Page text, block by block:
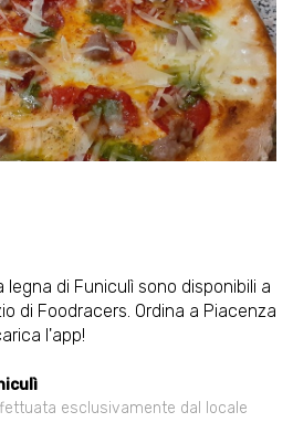
di Funiculì sono disponibili a
di Foodracers. Ordina a Piacenza
l'app!
esclusivamente dal locale